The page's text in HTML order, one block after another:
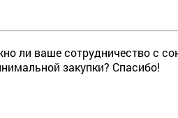
ли ваше сотрудничество с
закупки? Спасибо!